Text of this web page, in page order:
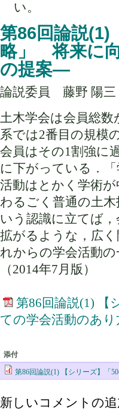
い。
第86回論説(1)
略」 将来に
の提案―
論説委員 藤野 陽
土木学会は会員総
系では2番目の規模
会員はその1割強に
に下がっている．
活動はとかく学術
わるごく普通の土
いう認識に立てば
拡がるような，広
れからの学会活動
（2014年7月版）
第86回論説(1)
ての学会活動のあ
添付
第86回論説(1) 【シリーズ】「
新しいコメントの